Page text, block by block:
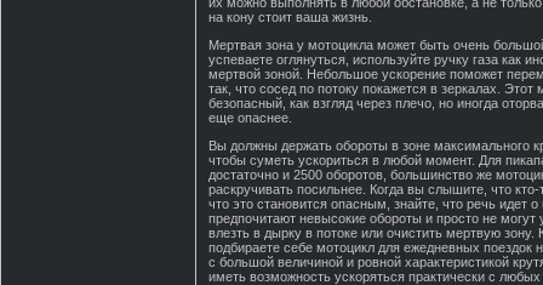
на кону стоит ваша жизнь.
Мертвая зона у мотоцикла может быть очень
успеваете оглянуться, используйте ручку газа как
мертвой зоной. Небольшое ускорение поможет
так, что сосед по потоку покажется в зеркалах. Этот
безопасный, как взгляд через плечо, но иногда
еще опаснее.
Вы должны держать обороты в зоне максимального
чтобы суметь ускориться в любой момент. Для
достаточно и 2500 оборотов, большинство же
раскручивать посильнее. Когда вы слышите, что кто-
что это становится опасным, знайте, что речь идет
предпочитают невысокие обороты и просто не могут
влезть в дырку в потоке или очистить мертвую зону.
подбираете себе мотоцикл для ежедневных поездок
с большой величиной и ровной характеристикой
иметь возможность ускоряться практически с любых